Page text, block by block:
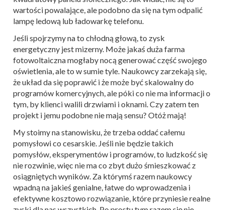
wartości powalające, ale podobno da się na tym odpalić
lampę ledową lub ładowarkę telefonu.
Jeśli spojrzymy na to chłodną głową, to zysk
energetyczny jest mizerny. Może jakaś duża farma
fotowoltaiczna mogłaby nocą generować część swojego
oświetlenia, ale to w sumie tyle. Naukowcy zarzekają się,
że układ da się poprawić i że może być skalowalny do
programów komercyjnych, ale póki co nie ma informacji o
tym, by klienci walili drzwiami i oknami. Czy zatem ten
projekt i jemu podobne nie mają sensu? Otóż mają!
My stoimy na stanowisku, że trzeba oddać całemu
pomysłowi co cesarskie. Jeśli nie będzie takich
pomysłów, eksperymentów i programów, to ludzkość się
nie rozwinie, więc nie ma co zbyt dużo śmieszkować z
osiągniętych wyników. Za którymś razem naukowcy
wpadną na jakieś genialne, łatwe do wprowadzenia i
efektywne kosztowo rozwiązanie, które przyniesie realne